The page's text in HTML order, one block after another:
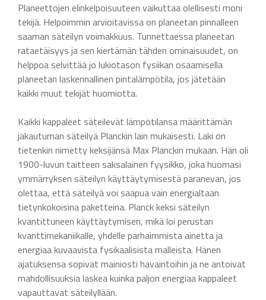
Planeettojen elinkelpoisuuteen vaikuttaa olellisesti moni
tekijä. Helpoimmin arvioitavissa on planeetan pinnalleen
saaman säteilyn voimakkuus. Tunnettaessa planeetan
rataetäisyys ja sen kiertämän tähden ominaisuudet, on
helppoa selvittää jo lukiotason fysiikan osaamisella
planeetan laskennallinen pintalämpötila, jos jätetään
kaikki muut tekijät huomiotta.
Kaikki kappaleet säteilevät lämpötilansa määrittämän
jakautuman säteilyä Planckin lain mukaisesti. Laki on
tietenkin nimetty keksijänsä Max Planckin mukaan. Hän oli
1900-luvun taitteen saksalainen fyysikko, joka huomasi
ymmärryksen säteilyn käyttäytymisestä paranevan, jos
olettaa, että säteilyä voi saapua vain energialtaan
tietynkokoisina paketteina. Planck keksi säteilyn
kvantittuneen käyttäytymisen, mikä loi perustan
kvanttimekaniikalle, yhdelle parhaimmista ainetta ja
energiaa kuvaavista fysikaalisista malleista. Hänen
ajatuksensa sopivat mainiosti havaintoihin ja ne antoivat
mahdollisuuksia laskea kuinka paljon energiaa kappaleet
vapauttavat säteilyllään.